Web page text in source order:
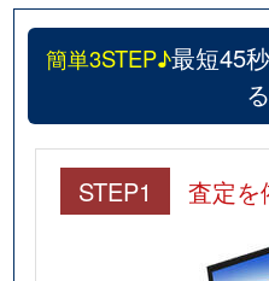
簡単3STEP♪最短45
STEP1 査定を